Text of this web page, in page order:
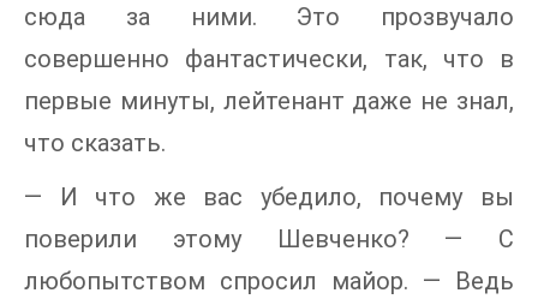
сюда за ними. Это прозвучало
совершенно фантастически, так, что в
первые минуты, лейтенант даже не знал,
что сказать.
— И что же вас убедило, почему вы
поверили этому Шевченко? — С
любопытством спросил майор. — Ведь